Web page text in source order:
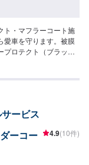
ト・マフラーコート施
愛車を守ります。被膜
プロテクト（ブラック
5,500円［＜お得＞セッ
ービス
ーコー
4.9(10件)